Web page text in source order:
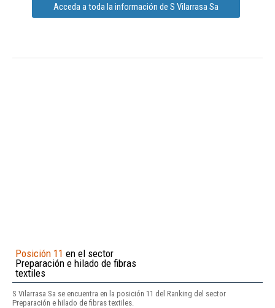
Acceda a toda la información de S Vilarrasa Sa
Posición 11 en el sector
Preparación e hilado de fibras
textiles
S Vilarrasa Sa se encuentra en la posición 11 del Ranking del sector
Preparación e hilado de fibras textiles.